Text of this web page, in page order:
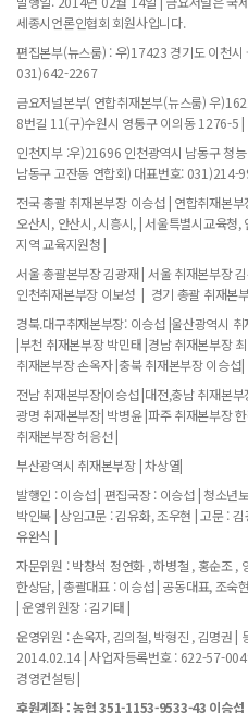
세종시언론인협회 회원사입니다.
편집본부(뉴스룸) : 우)17423 경기도 이천
031)642-2267
금요저널본부( 연합취재본부(뉴스룸) 우
8번길 11(구)수원시 영통구 이의동 1276-5 |
인천지부 :우)21696 인천광역시 남동구 청
남동구 고잔동 연합회) 대표번호:
전국 총괄 취재본부장 이승섭 | 연합취재본
오산시, 안산시, 시흥시, | 서울특별시교육청
지역 교육지원청 |
서울 총괄본부장 김광재 | 서울 취재본부장
인천취재본부장 이보성 | 경기 총괄 취재본
경북.대구취재본부장: 이승섭 |울산광역시
|부천 취재본부장 박민태 |경남 취재본부장
취재본부장 손옥자 |충북 취재본부장 이승섭|
전남 취재본부장|이승섭 |대전,충남 취재본
광명 취재본부장| 박병윤 |파주 취재본부장
취재본부장 허응선 |
부산광역시 취재본부장 | 차상열|
발행인 : 이승섭 | 편집국장 : 이승섭 | 청소년
박인복 | 상임고문 : 김유화, 조우현 | 고문 :
유완식 |
자문위원 : 박창석 정연화 , 하병철 , 홍순조 ,
한상담, | 총괄대표 : 이승섭 | 공동대표, 조숙
| 운영위원장 : 김기태 |
운영위원 : 손옥자, 김의철, 박형진 , 김명권
2014.02.14 | 사업자등록번호 : 622-57-
경영컨설팅 |
후원계좌 : 농협 351-1153-9533-43 이승섭